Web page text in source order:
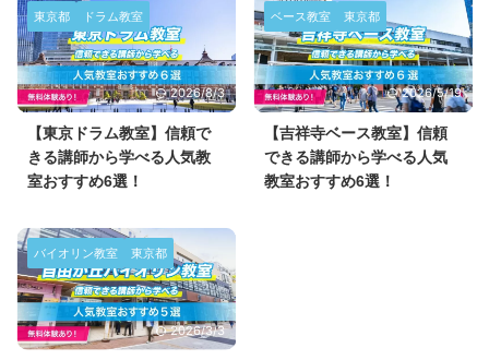
東京都 ドラム教室
2026/8/3
【東京ドラム教室】信頼で
きる講師から学べる人気教
室おすすめ6選！
ベース教室 東京都
2026/5/19
【吉祥寺ベース教室】信頼
できる講師から学べる人気
教室おすすめ6選！
バイオリン教室 東京都
2026/3/3